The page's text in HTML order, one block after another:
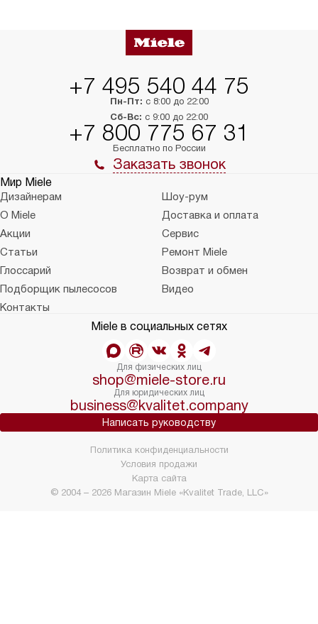
+7 495 540 44 75
Пн-Пт: с 8:00 до 22:00
Сб-Вс: с 9:00 до 22:00
+7 800 775 67 31
Бесплатно по России
Заказать звонок
Мир Miele
Дизайнерам
Шоу-рум
О Miele
Доставка и оплата
Акции
Сервис
Статьи
Ремонт Miele
Глоссарий
Возврат и обмен
Подборщик пылесосов
Видео
Контакты
Miele в социальных сетях
Для физических лиц
shop@miele-store.ru
Для юридических лиц
business@kvalitet.company
Написать руководству
© 2004 – 2026 Магазин Miele «Kvalitet Trade, LLC»
Политика конфиденциальности
Условия продажи
Карта сайта